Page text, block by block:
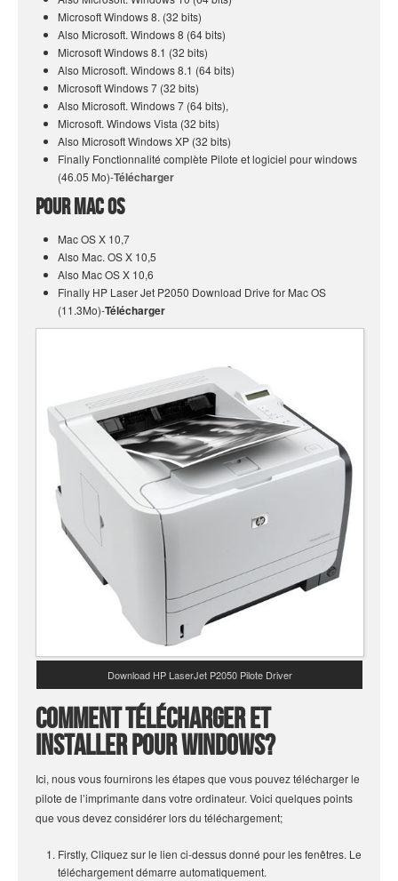
Microsoft Windows 8. (32 bits)
Also Microsoft. Windows 8 (64 bits)
Microsoft Windows 8.1 (32 bits)
Also Microsoft. Windows 8.1 (64 bits)
Microsoft Windows 7 (32 bits)
Also Microsoft. Windows 7 (64 bits),
Microsoft. Windows Vista (32 bits)
Also Microsoft Windows XP (32 bits)
Finally Fonctionnalité complète Pilote et logiciel pour windows
(46.05 Mo)-Télécharger
Pour Mac OS
Mac OS X 10,7
Also Mac. OS X 10,5
Also Mac OS X 10,6
Finally HP Laser Jet P2050 Download Drive for Mac OS
(11.3Mo)-Télécharger
Download HP LaserJet P2050 Pilote Driver
Comment télécharger et
installer pour windows?
Ici, nous vous fournirons les étapes que vous pouvez télécharger le
pilote de l’imprimante dans votre ordinateur. Voici quelques points
que vous devez considérer lors du téléchargement;
Firstly, Cliquez sur le lien ci-dessus donné pour les fenêtres. Le
téléchargement démarre automatiquement.